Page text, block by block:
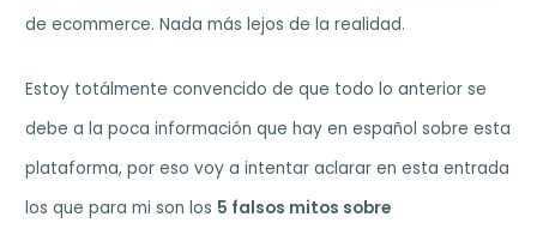
de ecommerce. Nada más lejos de la realidad.
Estoy totálmente convencido de que todo lo anterior se
debe a la poca información que hay en español sobre esta
plataforma, por eso voy a intentar aclarar en esta entrada
los que para mi son los 5 falsos mitos sobre